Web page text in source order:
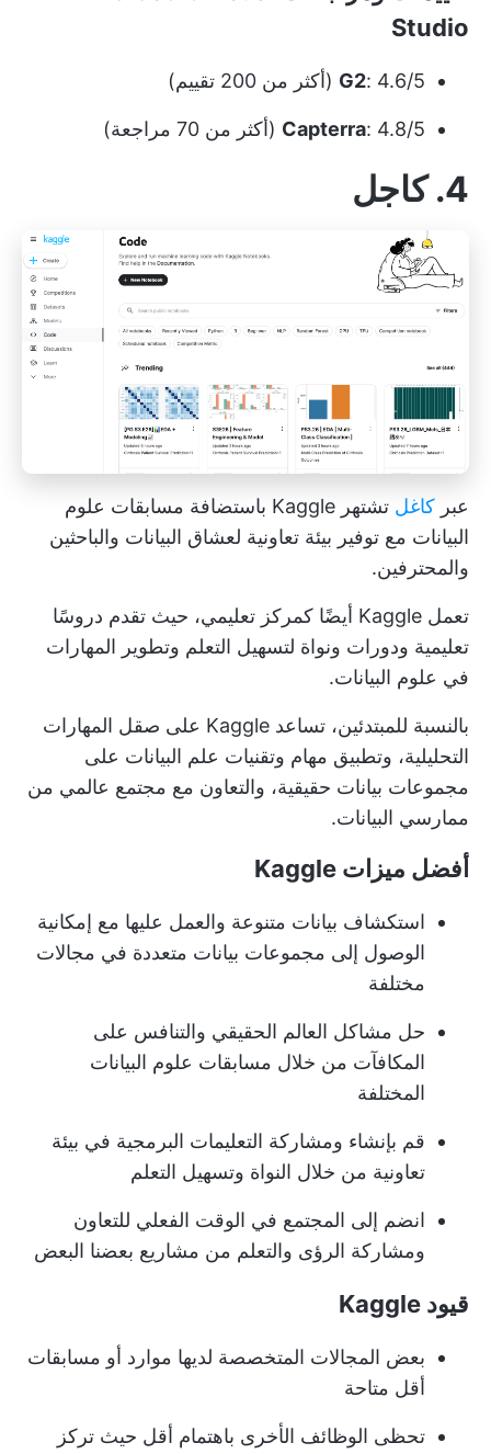
Studio
G2: 4.6/5 (أكثر من 200 تقييم)
Capterra: 4.8/5 (أكثر من 70 مراجعة)
4. كاجل
عبر كاغل
تشتهر Kaggle باستضافة مسابقات علوم
البيانات مع توفير بيئة تعاونية لعشاق البيانات والباحثين
والمحترفين.
تعمل Kaggle أيضًا كمركز تعليمي، حيث تقدم دروسًا
تعليمية ودورات ونواة لتسهيل التعلم وتطوير المهارات
في علوم البيانات.
بالنسبة للمبتدئين، تساعد Kaggle على صقل المهارات
التحليلية، وتطبيق مهام وتقنيات علم البيانات على
مجموعات بيانات حقيقية، والتعاون مع مجتمع عالمي من
ممارسي البيانات.
أفضل ميزات Kaggle
استكشاف بيانات متنوعة والعمل عليها مع إمكانية
الوصول إلى مجموعات بيانات متعددة في مجالات
مختلفة
حل مشاكل العالم الحقيقي والتنافس على
المكافآت من خلال مسابقات علوم البيانات
المختلفة
قم بإنشاء ومشاركة التعليمات البرمجية في بيئة
تعاونية من خلال النواة وتسهيل التعلم
انضم إلى المجتمع في الوقت الفعلي للتعاون
ومشاركة الرؤى والتعلم من مشاريع بعضنا البعض
قيود Kaggle
بعض المجالات المتخصصة لديها موارد أو مسابقات
أقل متاحة
تحظى الوظائف الأخرى باهتمام أقل حيث تركز